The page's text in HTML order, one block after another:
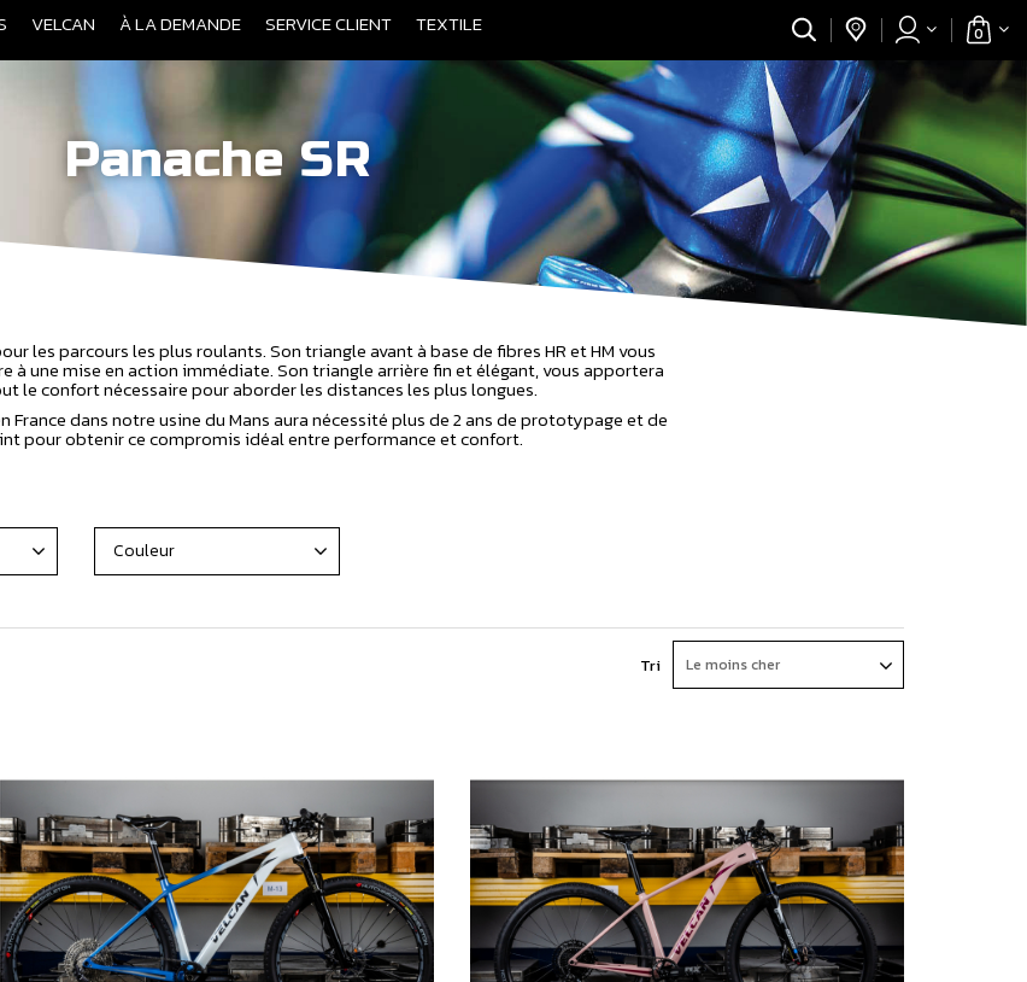
VELCAN À LA DEMANDE SERVICE CLIENT TEXTILE 0
Panache SR
les parcours les plus roulants. Son triangle avant à base de fibres HR et HM vous
à une mise en action immédiate. Son triangle arrière fin et élégant, vous apportera
le confort nécessaire pour aborder les distances les plus longues.
France dans notre usine du Mans aura nécessité plus de 2 ans de prototypage et de
pour obtenir ce compromis idéal entre performance et confort.
Couleur
Tri Le moins cher